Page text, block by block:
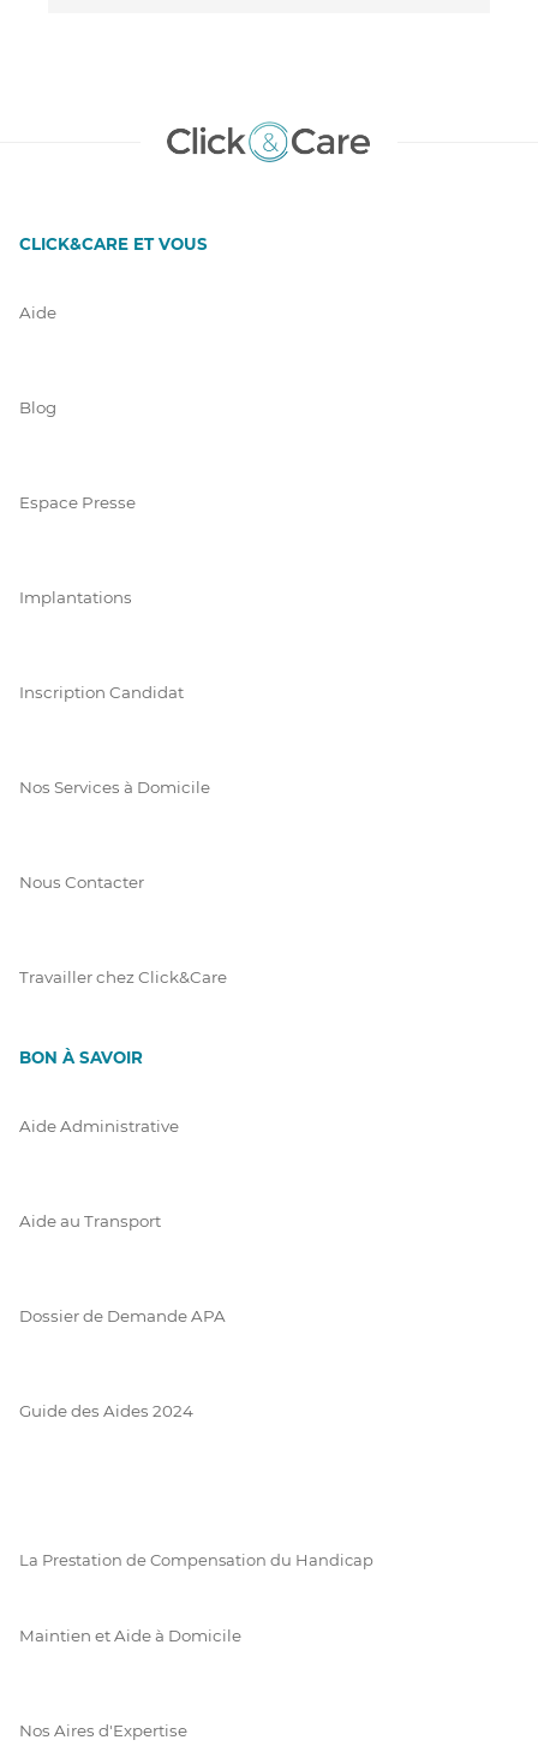
CLICK&CARE ET VOUS
Aide
Blog
Espace Presse
Implantations
Inscription Candidat
Nos Services à Domicile
Nous Contacter
Travailler chez Click&Care
BON À SAVOIR
Aide Administrative
Aide au Transport
Dossier de Demande APA
Guide des Aides 2024
La Prestation de Compensation du Handicap
Maintien et Aide à Domicile
Nos Aires d'Expertise